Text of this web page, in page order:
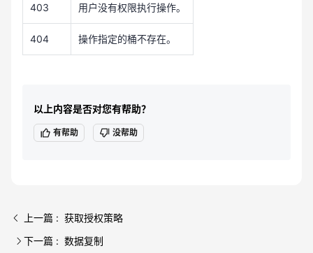
403 用户没有权限执行操作。
404 操作指定的桶不存在。
以上内容是否对您有帮助？
有帮助 没帮助
上一篇 : 获取授权策略
下一篇 : 数据复制